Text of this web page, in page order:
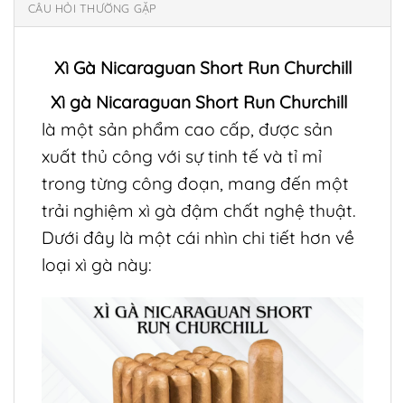
CÂU HỎI THƯỜNG GẶP
Xì Gà Nicaraguan Short Run Churchill
Xì gà Nicaraguan Short Run Churchill
là một sản phẩm cao cấp, được sản
xuất thủ công với sự tinh tế và tỉ mỉ
trong từng công đoạn, mang đến một
trải nghiệm xì gà đậm chất nghệ thuật.
Dưới đây là một cái nhìn chi tiết hơn về
loại xì gà này: